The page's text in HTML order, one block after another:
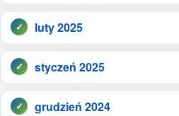
luty 2025
styczeń 2025
grudzień 2024